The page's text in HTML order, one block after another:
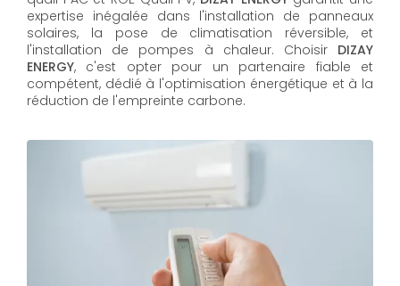
expertise inégalée dans l'installation de panneaux
solaires, la pose de climatisation réversible, et
l'installation de pompes à chaleur. ChoisirDIZAY
ENERGY, c'est opter pour un partenaire fiable et
compétent, dédié à l'optimisation énergétique et à la
réduction de l'empreinte carbone.